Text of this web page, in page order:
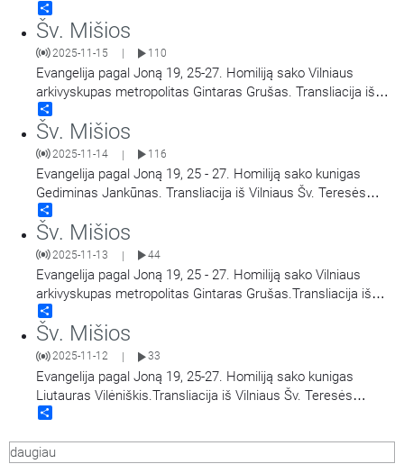
Didieji Žemaičių Kalvarijos atllaidai. Šv. Mišias aukoja arkiv.
Šv. Mišios
2025-11-15 110
Evangelija pagal Joną 19, 25-27. Homiliją sako Vilniaus
arkivyskupas metropolitas Gintaras Grušas. Transliacija iš
Vilniaus Šv. Teresės bažnyčios. Aušros Vartų Švč. Mergelės
Marijos Gailestingumo Motinos atlaidai.
Šv. Mišios
2025-11-14 | 116
Evangelija pagal Joną 19, 25 - 27. Homiliją sako kunigas
Gediminas Jankūnas. Transliacija iš Vilniaus Šv. Teresės
bažnyčios. Aušros Vartų Švč. Mergelės Marijos
Gailestingumo Motinos atlaidai.
Šv. Mišios
2025-11-13 | 44
Evangelija pagal Joną 19, 25 - 27. Homiliją sako Vilniaus
arkivyskupas metropolitas Gintaras Grušas.Transliacija iš
Vilniaus Šv. Teresės bažnyčios. Aušros Vartų Švč. Mergelės
Marijos Gailestingumo Motinos atlaidai.
Šv. Mišios
2025-11-12 33
Evangelija pagal Joną 19, 25-27. Homiliją sako kunigas
Liutauras Vilėniškis.Transliacija iš Vilniaus Šv. Teresės
bažnyčios. Aušros Vartų Švč. Mergelės Marijos
daugiau